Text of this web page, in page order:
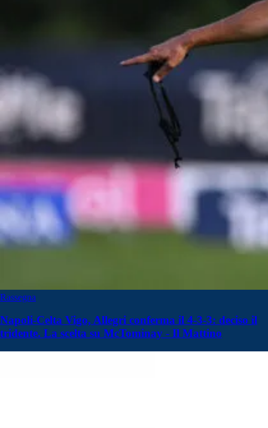
Rassegna
Napoli-Celta Vigo, Allegri conferma il 4-3-3: deciso il
tridente. La scelta su McTominay - Il Mattino